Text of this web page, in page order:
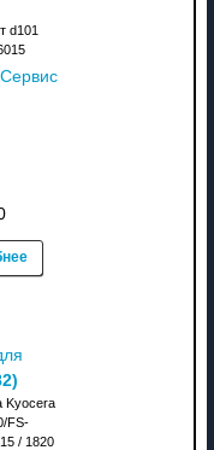
d101
)
Kyocera
FS-
/ 1820